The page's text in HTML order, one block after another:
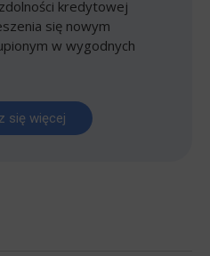
kredytowej
się nowym
w wygodnych
się więcej